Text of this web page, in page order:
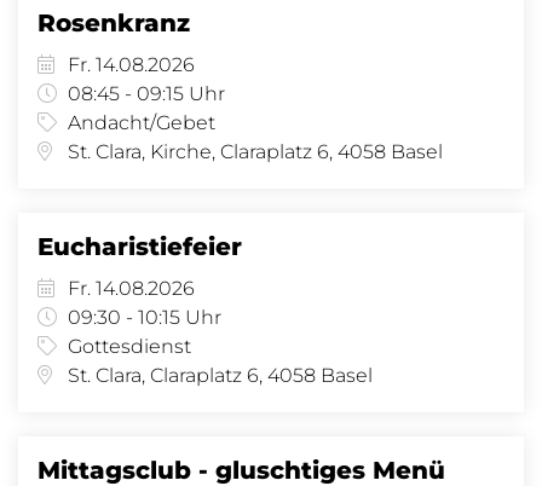
Rosenkranz
Fr. 14.08.2026
08:45 - 09:15 Uhr
Andacht/Gebet
St. Clara, Kirche, Claraplatz 6, 4058 Basel
Eucharistiefeier
Fr. 14.08.2026
09:30 - 10:15 Uhr
Gottesdienst
St. Clara, Claraplatz 6, 4058 Basel
Mittagsclub - gluschtiges Menü